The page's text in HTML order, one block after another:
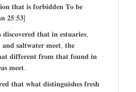
𝐭𝐡𝐚𝐭 𝐢𝐬 𝐟𝐨𝐫𝐛𝐢𝐝𝐝𝐞𝐧 𝐓𝐨 𝐛𝐞
𝟐𝟓:𝟓𝟑]
𝐭𝐡𝐚𝐭 𝐢𝐧 𝐞𝐬𝐭𝐮𝐚𝐫𝐢𝐞𝐬,
𝐬𝐚𝐥𝐭𝐰𝐚𝐭𝐞𝐫 𝐦𝐞𝐞𝐭, 𝐭𝐡𝐞
𝐝𝐢𝐟𝐟𝐞𝐫𝐞𝐧𝐭 𝐟𝐫𝐨𝐦 𝐭𝐡𝐚𝐭 𝐟𝐨𝐮𝐧𝐝 𝐢𝐧
𝐦𝐞𝐞𝐭.
𝐭𝐡𝐚𝐭 𝐰𝐡𝐚𝐭 𝐝𝐢𝐬𝐭𝐢𝐧𝐠𝐮𝐢𝐬𝐡𝐞𝐬 𝐟𝐫𝐞𝐬𝐡